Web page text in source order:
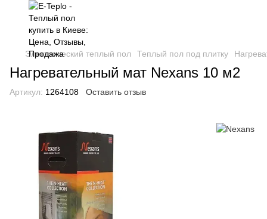
Электрический теплый пол Теплый пол под плитку
Нагревательный мат Nexans 10 м2
Артикул: 1264108 Оставить отзыв